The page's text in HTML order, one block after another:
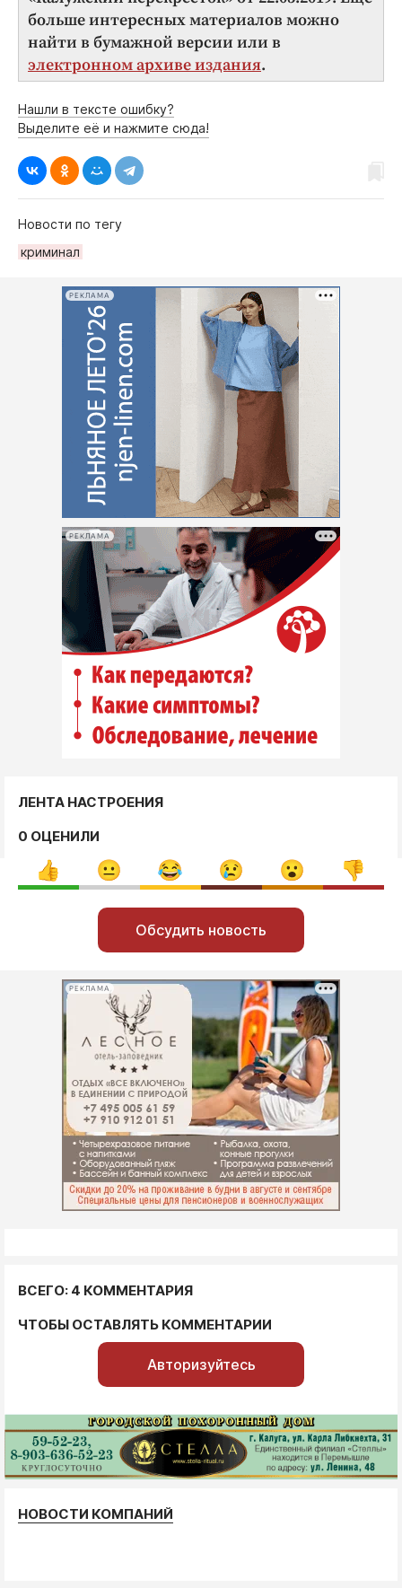
больше интересных материалов можно
найти в бумажной версии или в
электронном архиве издания.
Нашли в тексте ошибку?
Выделите её и нажмите сюда!
Новости по тегу
криминал
РЕКЛАМА
РЕКЛАМА
ЛЕНТА НАСТРОЕНИЯ
0 ОЦЕНИЛИ
Обсудить новость
РЕКЛАМА
ВСЕГО: 4 КОММЕНТАРИЯ
ЧТОБЫ ОСТАВЛЯТЬ КОММЕНТАРИИ
Авторизуйтесь
НОВОСТИ КОМПАНИЙ